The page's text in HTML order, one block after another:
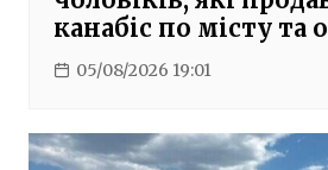
канабіс по місту та
05/08/2026 19:01